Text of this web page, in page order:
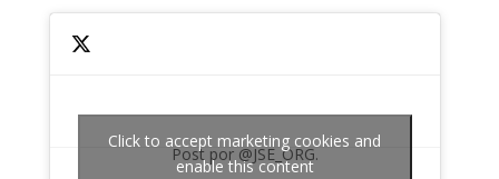
Post por @JSE_ORG.
Click to accept marketing cookies and
enable this content